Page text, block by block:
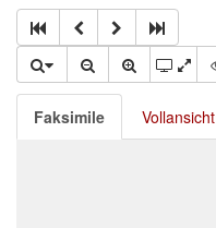
Faksimile Vollansicht